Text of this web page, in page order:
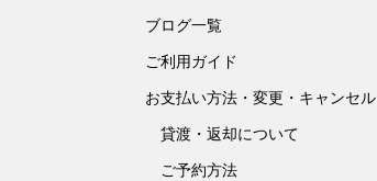
ブログ一覧
ご利用ガイド
お支払い方法・変更・キャンセル
貸渡・返却について
ご予約方法